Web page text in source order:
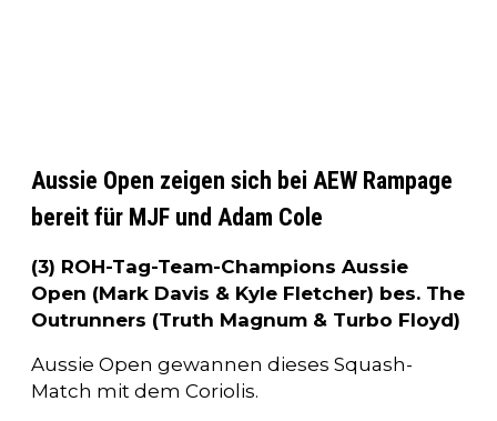
Aussie Open zeigen sich bei AEW Rampage
bereit für MJF und Adam Cole
(3) ROH-Tag-Team-Champions Aussie
Open (Mark Davis & Kyle Fletcher) bes. The
Outrunners (Truth Magnum & Turbo Floyd)
Aussie Open gewannen dieses Squash-
Match mit dem Coriolis.